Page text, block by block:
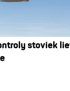
stoviek